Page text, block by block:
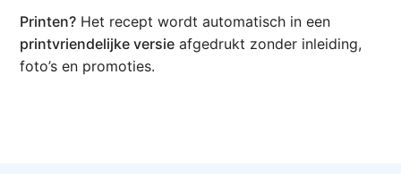
Printen? Het recept wordt automatisch in een
printvriendelijke versie afgedrukt zonder inleiding,
foto’s en promoties.